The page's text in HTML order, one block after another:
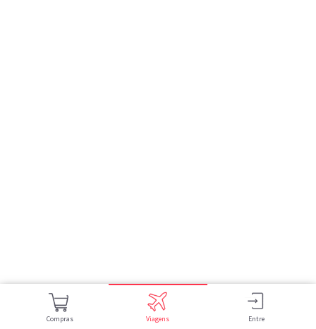
Compras Viagens Entre